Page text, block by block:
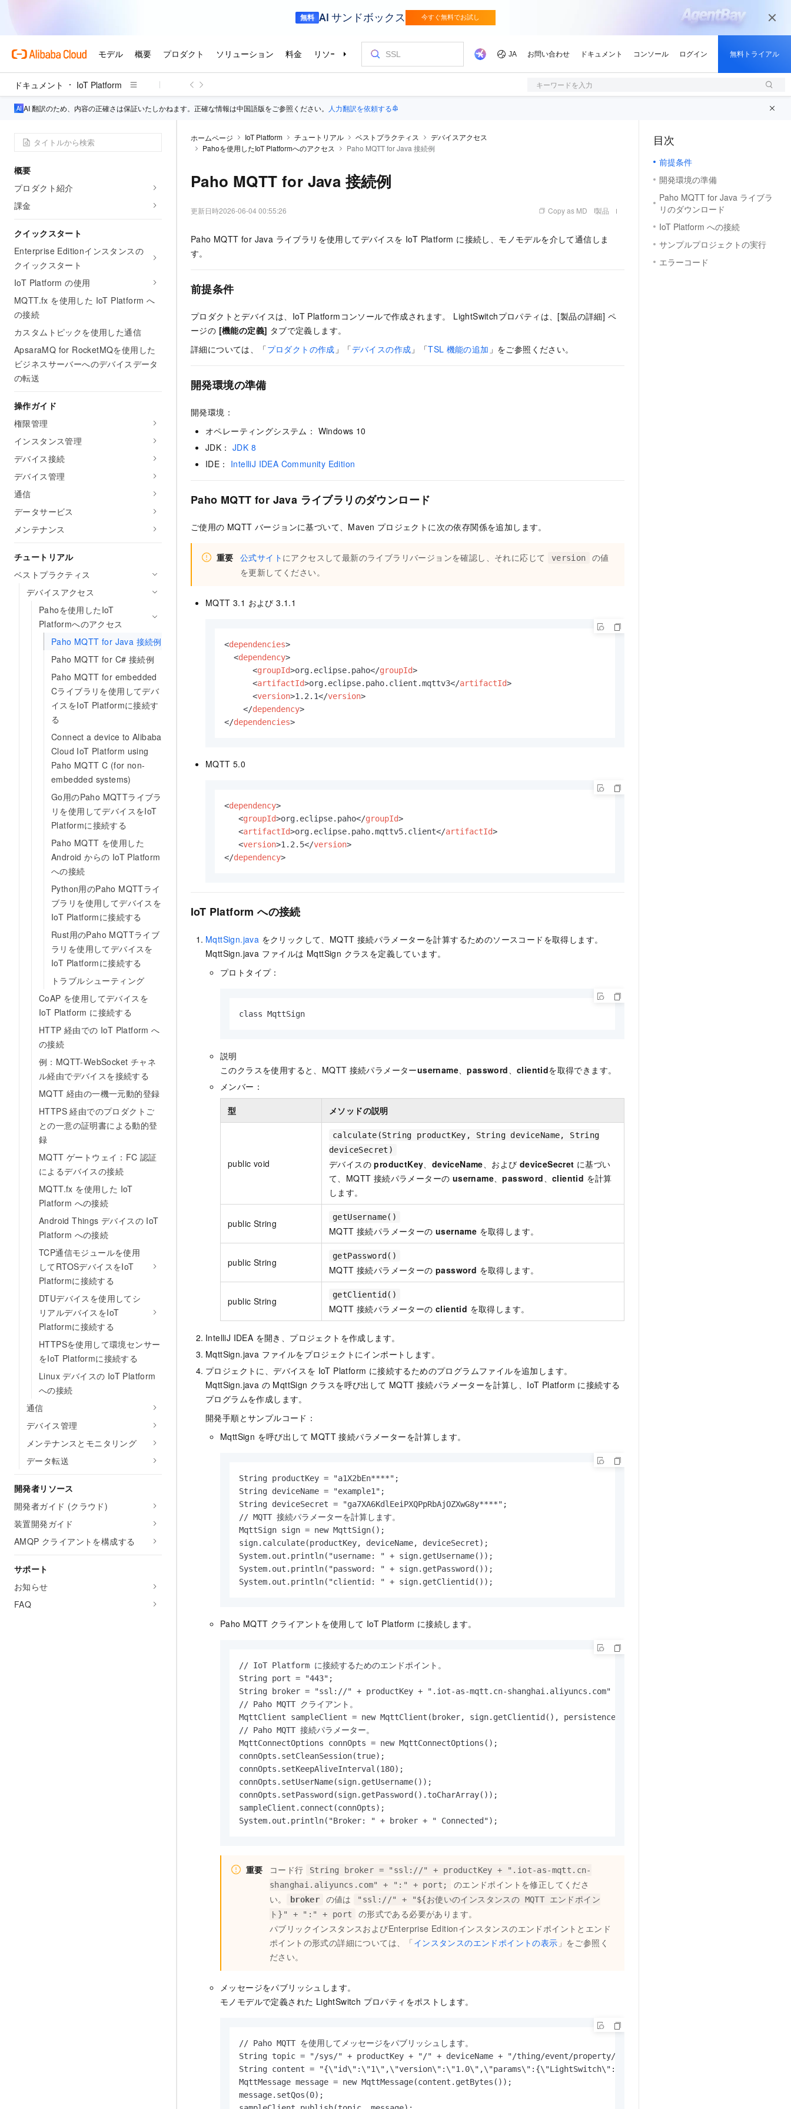
ドキュメント IoT Platform キーワードを入力
AI 翻訳のため、内容の正確さは保証いたしかねます。正確な情報は中国語版をご参照ください。 人力翻訳を依頼する
概要
プロダクト紹介
課金
クイックスタート
Enterprise Editionインスタンスの
クイックスタート
IoT Platform の使用
MQTT.fx を使用した IoT Platform へ
の接続
カスタムトピックを使用した通信
ApsaraMQ for RocketMQを使用した
ビジネスサーバーへのデバイスデータ
の転送
操作ガイド
権限管理
インスタンス管理
デバイス接続
デバイス管理
通信
データサービス
メンテナンス
チュートリアル
ベストプラクティス
デバイスアクセス
Pahoを使用したIoT
Platformへのアクセス
Paho MQTT for Java 接続例
Paho MQTT for C# 接続例
Paho MQTT for embedded
Cライブラリを使用してデバ
イスをIoT Platformに接続す
る
Connect a device to Alibaba
Cloud IoT Platform using
Paho MQTT C (for non-
embedded systems)
Go用のPaho MQTTライブラ
リを使用してデバイスをIoT
Platformに接続する
Paho MQTT を使用した
Android からの IoT Platform
への接続
Python用のPaho MQTTライ
ブラリを使用してデバイスを
IoT Platformに接続する
Rust用のPaho MQTTライブ
ラリを使用してデバイスを
IoT Platformに接続する
トラブルシューティング
CoAP を使用してデバイスを
IoT Platform に接続する
HTTP 経由での IoT Platform へ
の接続
例：MQTT-WebSocket チャネ
ル経由でデバイスを接続する
MQTT 経由の一機一元動的登録
HTTPS 経由でのプロダクトご
との一意の証明書による動的登
録
MQTT ゲートウェイ：FC 認証
によるデバイスの接続
MQTT.fx を使用した IoT
Platform への接続
Android Things デバイスの IoT
Platform への接続
TCP通信モジュールを使用
してRTOSデバイスをIoT
Platformに接続する
DTUデバイスを使用してシ
リアルデバイスをIoT
Platformに接続する
HTTPSを使用して環境センサー
をIoT Platformに接続する
Linux デバイスの IoT Platform
への接続
通信
デバイス管理
メンテナンスとモニタリング
データ転送
開発者リソース
開発者ガイド (クラウド)
装置開発ガイド
AMQP クライアントを構成する
サポート
お知らせ
FAQ
ホームページ IoT Platform チュートリアル ベストプラクティス
デバイスアクセス
Pahoを使用したIoT Platformへのアクセス
Paho MQTT for Java 接続例
Paho MQTT for Java 接続例
更新日時2026-06-04 00:55:26 Copy as MD 製品
Paho MQTT for Java ライブラリを使用してデバイスを IoT Platform に接続し、モノモデルを介して通信しま
す。
前提条件
プロダクトとデバイスは、IoT Platformコンソールで作成されます。 LightSwitchプロパティは、[製品の詳細] ペ
ージの [機能の定義] タブで定義します。
詳細については、「プロダクトの作成 」「デバイスの作成 」「TSL 機能の追加 」をご参照ください。
開発環境の準備
開発環境：
オペレーティングシステム： Windows 10
JDK： JDK 8
IDE： IntelliJ IDEA Community Edition
Paho MQTT for Java ライブラリのダウンロード
ご使用の MQTT バージョンに基づいて、Maven プロジェクトに次の依存関係を追加します。
重要 公式サイト にアクセスして最新のライブラリバージョンを確認し、それに応じて version
の値
を更新してください。
MQTT 3.1 および 3.1.1
<dependencies>
<dependency>
<groupId>org.eclipse.paho</groupId>
<artifactId>org.eclipse.paho.client.mqttv3</artifactId>
<version>1.2.1</version>
</dependency>
</dependencies>
MQTT 5.0
<dependency>
<groupId>org.eclipse.paho</groupId>
<artifactId>org.eclipse.paho.mqttv5.client</artifactId>
<version>1.2.5</version>
</dependency>
IoT Platform への接続
MqttSign.java をクリックして、MQTT 接続パラメーターを計算するためのソースコードを取得します。
MqttSign.java ファイルは MqttSign クラスを定義しています。
プロトタイプ：
class MqttSign
説明
このクラスを使用すると、MQTT 接続パラメーターusername 、password 、clientidを取得できます。
メンバー：
型 メソッドの説明
public void
calculate(String productKey, String deviceName, String
deviceSecret)
デバイスのproductKey deviceName 、および deviceSecret に基づい
て、MQTT 接続パラメーターの username 、password 、clientid を計算
します。
public String
getUsername()
MQTT 接続パラメーターの username を取得します。
public String
getPassword()
MQTT 接続パラメーターの password を取得します。
public String
getClientid()
MQTT 接続パラメーターの clientid を取得します。
IntelliJ IDEA を開き、プロジェクトを作成します。
MqttSign.java ファイルをプロジェクトにインポートします。
プロジェクトに、デバイスを IoT Platform に接続するためのプログラムファイルを追加します。
MqttSign.java の MqttSign クラスを呼び出して MQTT 接続パラメーターを計算し、IoT Platform に接続する
プログラムを作成します。
開発手順とサンプルコード：
MqttSign を呼び出して MQTT 接続パラメーターを計算します。
String productKey = "a1X2bEn****";
String deviceName = "example1";
String deviceSecret = "ga7XA6KdlEeiPXQPpRbAjOZXwG8y****";
// MQTT 接続パラメーターを計算します。
MqttSign sign = new MqttSign();
sign.calculate(productKey, deviceName, deviceSecret);
System.out.println("username: " + sign.getUsername());
System.out.println("password: " + sign.getPassword());
System.out.println("clientid: " + sign.getClientid());
Paho MQTT クライアントを使用して IoT Platform に接続します。
// IoT Platform に接続するためのエンドポイント。
String port = "443";
String broker = "ssl://" + productKey + ".iot-as-mqtt.cn-shanghai.aliyuncs.com" + ":" + port;
// Paho MQTT クライアント。
MqttClient sampleClient = new MqttClient(broker, sign.getClientid(), persistence);
// Paho MQTT 接続パラメーター。
MqttConnectOptions connOpts = new MqttConnectOptions();
connOpts.setCleanSession(true);
connOpts.setKeepAliveInterval(180);
connOpts.setUserName(sign.getUsername());
connOpts.setPassword(sign.getPassword().toCharArray());
sampleClient.connect(connOpts);
System.out.println("Broker: " + broker + " Connected");
重要 コード行
String broker = "ssl://" + productKey + ".iot-as-mqtt.cn-
shanghai.aliyuncs.com" + ":" + port;
のエンドポイントを修正してくださ
い。
broker の値は
"ssl://" + "${お使いのインスタンスの MQTT エンドポイン
ト}" + ":" + port
の形式である必要があります。
パブリックインスタンスおよびEnterprise Editionインスタンスのエンドポイントとエンド
ポイントの形式の詳細については、「インスタンスのエンドポイントの表示 」をご参照く
ださい。
メッセージをパブリッシュします。
モノモデルで定義された LightSwitch プロパティをポストします。
// Paho MQTT を使用してメッセージをパブリッシュします。
String topic = "/sys/" + productKey + "/" + deviceName + "/thing/event/property/post";
String content = "{\"id\":\"1\",\"version\":\"1.0\",\"params\":{\"LightSwitch\":1}}";
MqttMessage message = new MqttMessage(content.getBytes());
message.setQos(0);
目次
前提条件
開発環境の準備
Paho MQTT for Java ライブラ
リのダウンロード
IoT Platform への接続
サンプルプロジェクトの実行
エラーコード